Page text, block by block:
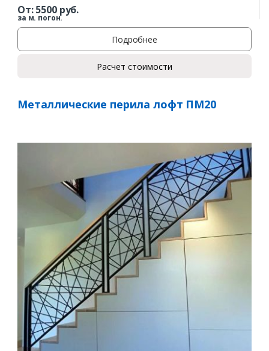
От:5500руб.
за м. погон.
Подробнее
Расчет стоимости
Металлические перила лофт ПМ20